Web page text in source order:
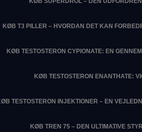
KØB T3 PILLER – HVORDAN DET KAN
KØB TESTOSTERON CYPIONATE: EN
KØB TESTOSTERON ENANTHATE:
TESTOSTERON INJEKTIONER – EN
KØB TREN 75 – DEN ULTIMATIVE